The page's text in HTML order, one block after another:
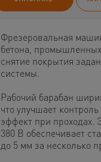
Фрезеровальная
бетона,
снятие покрытия
системы.
Рабочий барабан
что улучшает
эффект при проходах.
380 В обеспечивает
до 5 мм за несколько